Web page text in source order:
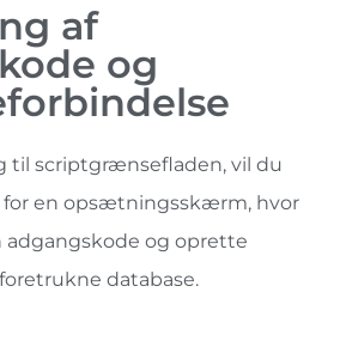
af
og
til scriptgrænsefladen, vil du
en opsætningsskærm, hvor
og oprette
database.